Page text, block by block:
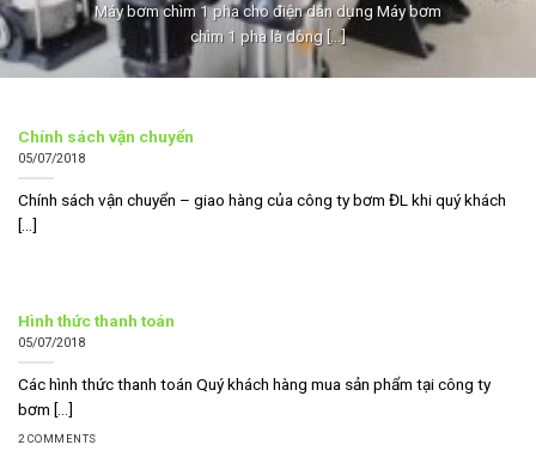
Máy bơm chìm 1 pha cho điện dân dụng Máy bơm
chìm 1 pha là dòng [...]
Chính sách vận chuyển
05/07/2018
Chính sách vận chuyển – giao hàng của công ty bơm ĐL khi quý khách
[...]
Hình thức thanh toán
05/07/2018
Các hình thức thanh toán Quý khách hàng mua sản phẩm tại công ty
bơm [...]
2 COMMENTS